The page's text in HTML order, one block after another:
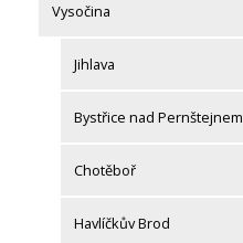
Vysočina
Jihlava
Bystřice nad Pernštejnem
Chotěboř
Havlíčkův Brod